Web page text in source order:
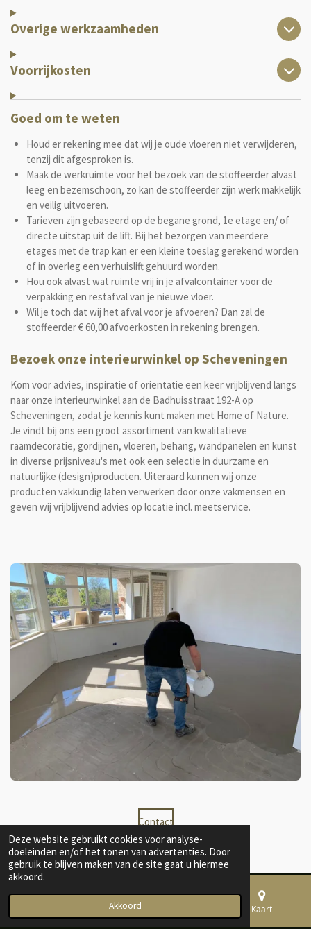
Deze website gebruikt cookies voor analyse-
doeleinden en/of het tonen van advertenties. Door
gebruik te blijven maken van de site gaat u hiermee
akkoord.
Akkoord
Overige werkzaamheden
Voorrijkosten
Goed om te weten
Houd er rekening mee dat wij je oude vloeren niet verwijderen,
tenzij dit afgesproken is.
Maak de werkruimte voor het bezoek van de stoffeerder alvast
leeg en bezemschoon, zo kan de stoffeerder zijn werk makkelijk
en veilig uitvoeren.
Tarieven zijn gebaseerd op de begane grond, 1e etage en/ of
directe uitstap uit de lift. Bij het bezorgen van meerdere
etages met de trap kan er een kleine toeslag gerekend worden
of in overleg een verhuislift gehuurd worden.
Hou ook alvast wat ruimte vrij in je afvalcontainer voor de
verpakking en restafval van je nieuwe vloer.
Wil je toch dat wij het afval voor je afvoeren? Dan zal de
stoffeerder € 60,00 afvoerkosten in rekening brengen.
Bezoek onze interieurwinkel op Scheveningen
Kom voor advies, inspiratie of orientatie een keer vrijblijvend langs
naar onze interieurwinkel aan de Badhuisstraat 192-A op
Scheveningen, zodat je kennis kunt maken met Home of Nature.
Je vindt bij ons een groot assortiment van kwalitatieve
raamdecoratie, gordijnen, vloeren, behang, wandpanelen en kunst
in diverse prijsniveau's met ook een selectie in duurzame en
natuurlijke (design)producten. Uiteraard kunnen wij onze
producten vakkundig laten verwerken door onze vakmensen en
geven wij vrijblijvend advies op locatie incl. meetservice.
Contact
© 2022 - 2026 Home of Nature
Telefoonnummer Kaart